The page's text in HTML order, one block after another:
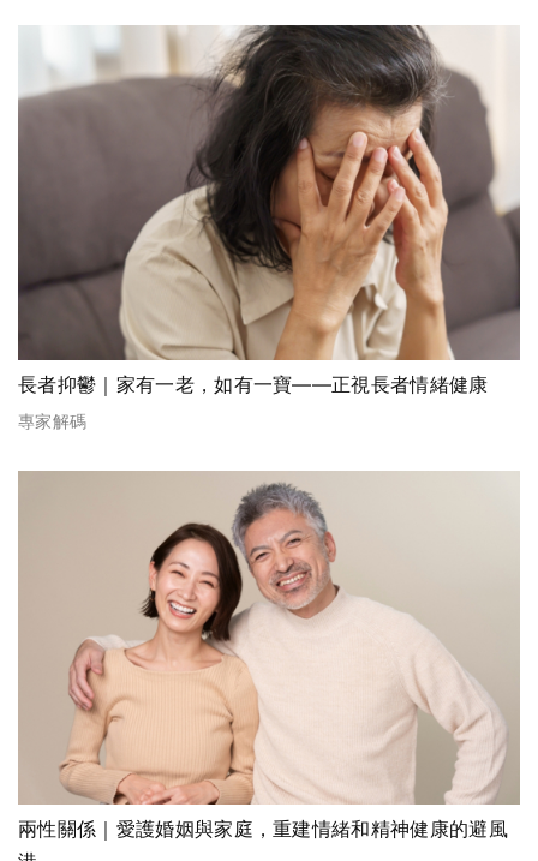
長者抑鬱｜家有一老，如有一寶——正視長者情緒健康
專家解碼
兩性關係｜愛護婚姻與家庭，重建情緒和精神健康的避風